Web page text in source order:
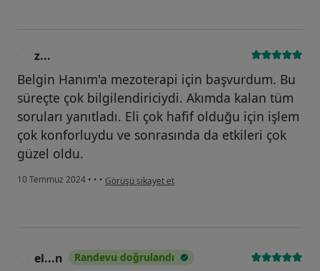
z...
Belgin Hanım'a mezoterapi için başvurdum. Bu
süreçte çok bilgilendiriciydi. Akımda kalan tüm
soruları yanıtladı. Eli çok hafif olduğu için işlem
çok konforluydu ve sonrasında da etkileri çok
güzel oldu.
10 Temmuz 2024 • • • kullanıcının görüşüne göre z...
Görüşü şikayet et
el...n Randevu doğrulandı